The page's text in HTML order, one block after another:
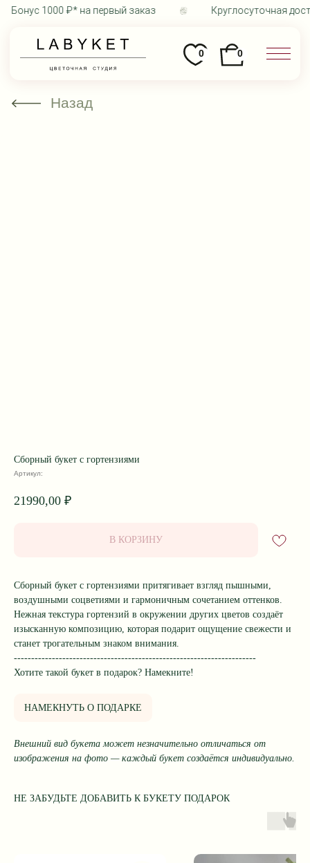
Бонус 1000 ₽* на первый заказ Круглосуточная
Назад
Сборный букет с гортензиями
Артикул:
21990,00 ₽
В КОРЗИНУ
Сборный букет с гортензиями притягивает взгляд пышными,
воздушными соцветиями и гармоничным сочетанием оттенков.
Нежная текстура гортензий в окружении других цветов создаёт
изысканную композицию, которая подарит ощущение свежести и
станет трогательным знаком внимания.
----------------------------------------------------------------------
Хотите такой букет в подарок? Намекните!
НАМЕКНУТЬ О ПОДАРКЕ
Внешний вид букета может незначительно отличаться от
изображения на фото — каждый букет создаётся индивидуально.
НЕ ЗАБУДЬТЕ ДОБАВИТЬ К БУКЕТУ ПОДАРОК